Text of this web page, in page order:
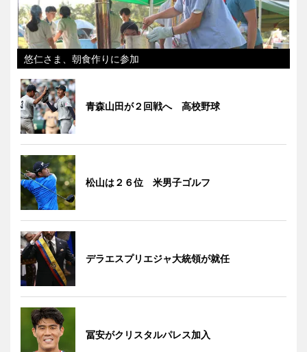
悠仁さま、朝食作りに参加
青森山田が２回戦へ 高校野球
松山は２６位 米男子ゴルフ
デラエスプリエジャ大統領が就任
冨安がクリスタルパレス加入